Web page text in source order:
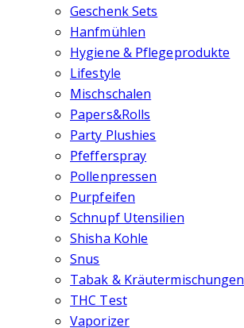
Geschenk Sets
Hanfmühlen
Hygiene & Pflegeprodukte
Lifestyle
Mischschalen
Papers&Rolls
Party Plushies
Pfefferspray
Pollenpressen
Purpfeifen
Schnupf Utensilien
Shisha Kohle
Snus
Tabak & Kräutermischungen
THC Test
Vaporizer